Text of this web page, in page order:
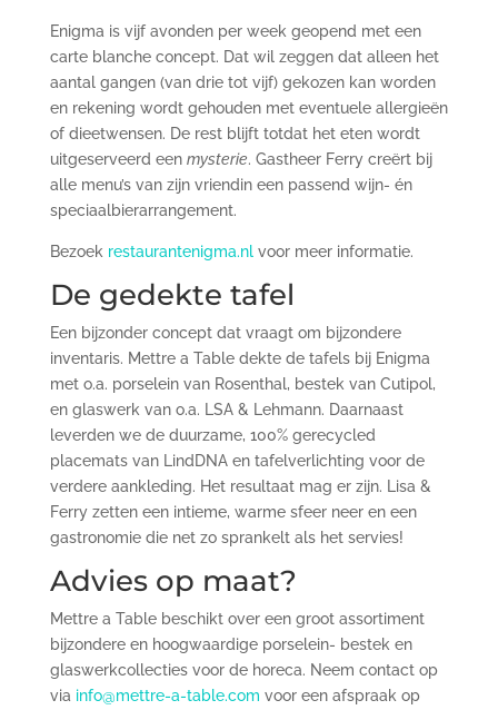
Enigma is vijf avonden per week geopend met een
carte blanche concept. Dat wil zeggen dat alleen het
aantal gangen (van drie tot vijf) gekozen kan worden
en rekening wordt gehouden met eventuele allergieën
of dieetwensen. De rest blijft totdat het eten wordt
uitgeserveerd een mysterie. Gastheer Ferry creërt bij
alle menu’s van zijn vriendin een passend wijn- én
speciaalbierarrangement.
Bezoek restaurantenigma.nlvoor meer informatie.
De gedekte tafel
Een bijzonder concept dat vraagt om bijzondere
inventaris. Mettre a Table dekte de tafels bij Enigma
met o.a. porselein van Rosenthal, bestek van Cutipol,
en glaswerk van o.a. LSA & Lehmann. Daarnaast
leverden we de duurzame, 100% gerecycled
placemats van LindDNA en tafelverlichting voor de
verdere aankleding. Het resultaat mag er zijn. Lisa &
Ferry zetten een intieme, warme sfeer neer en een
gastronomie die net zo sprankelt als het servies!
Advies op maat?
Mettre a Table beschikt over een groot assortiment
bijzondere en hoogwaardige porselein- bestek en
glaswerkcollecties voor de horeca. Neem contact op
via info@mettre-a-table.com voor een afspraak op